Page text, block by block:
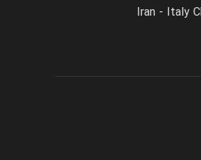
Iran - Italy